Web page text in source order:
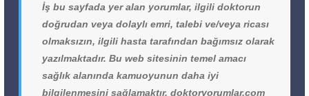
İş bu sayfada yer alan yorumlar, ilgili doktorun
doğrudan veya dolaylı emri, talebi ve/veya ricası
olmaksızın, ilgili hasta tarafından bağımsız olarak
yazılmaktadır. Bu web sitesinin temel amacı
sağlık alanında kamuoyunun daha iyi
bilgilenmesini sağlamaktır. doktoryorumlar.com